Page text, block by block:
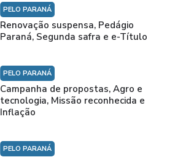
PELO PARANÁ
Renovação suspensa, Pedágio
Paraná, Segunda safra e e-Título
PELO PARANÁ
Campanha de propostas, Agro e
tecnologia, Missão reconhecida e
Inflação
PELO PARANÁ